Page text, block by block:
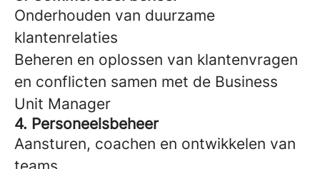
Onderhouden van duurzame
klantenrelaties
Beheren en oplossen van klantenvragen
en conflicten samen met de Business
Unit Manager
4. Personeelsbeheer
Aansturen, coachen en ontwikkelen van